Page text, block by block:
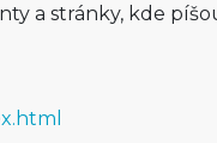
a stránky, kde